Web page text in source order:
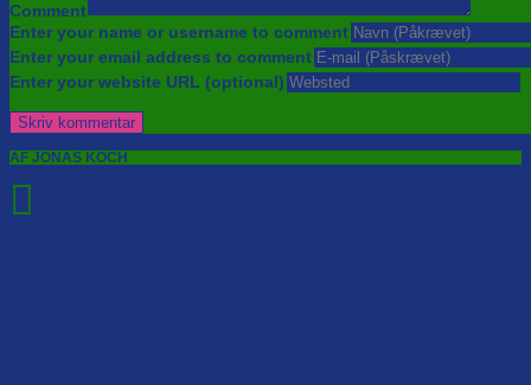
Comment
Enter your name or username to comment
Enter your email address to comment
Enter your website URL (optional)
AF JONAS KOCH